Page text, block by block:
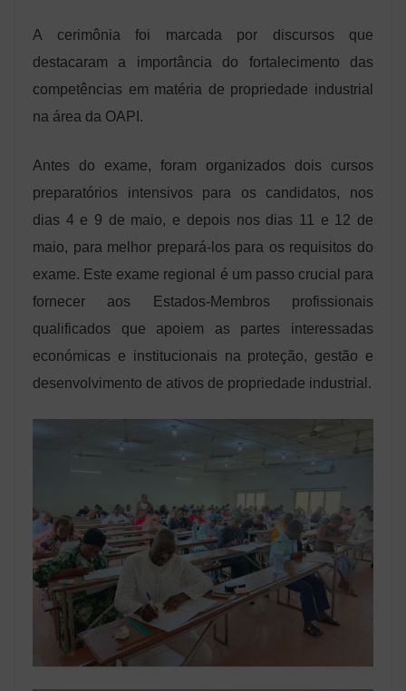
A cerimônia foi marcada por discursos que
destacaram a importância do fortalecimento das
competências em matéria de propriedade industrial
na área da OAPI.
Antes do exame, foram organizados dois cursos
preparatórios intensivos para os candidatos, nos
dias 4 e 9 de maio, e depois nos dias 11 e 12 de
maio, para melhor prepará-los para os requisitos do
exame. Este exame regional é um passo crucial para
fornecer aos Estados-Membros profissionais
qualificados que apoiem as partes interessadas
económicas e institucionais na proteção, gestão e
desenvolvimento de ativos de propriedade industrial.